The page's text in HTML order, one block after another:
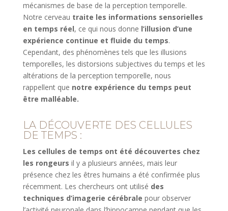
mécanismes de base de la perception temporelle.
Notre cerveau traite les informations sensorielles
en temps réel, ce qui nous donne l’illusion d’une
expérience continue et fluide du temps.
Cependant, des phénomènes tels que les illusions
temporelles, les distorsions subjectives du temps et les
altérations de la perception temporelle, nous
rappellent que notre expérience du temps peut
être malléable.
LA DÉCOUVERTE DES CELLULES
DE TEMPS :
Les cellules de temps ont été découvertes chez
les rongeurs il y a plusieurs années, mais leur
présence chez les êtres humains a été confirmée plus
récemment. Les chercheurs ont utilisé des
techniques d’imagerie cérébrale pour observer